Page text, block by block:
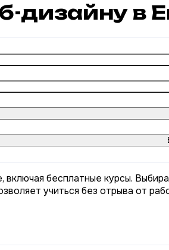
дизайну в
включая бесплатные курсы.
учиться без отрыва от